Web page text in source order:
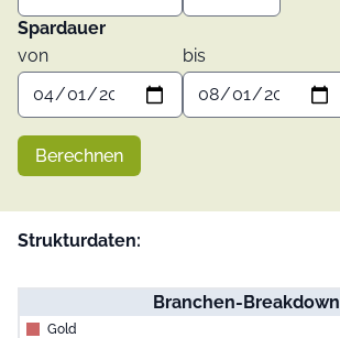
Spardauer
von
bis
Berechnen
Strukturdaten:
Branchen-Breakdown
Gold